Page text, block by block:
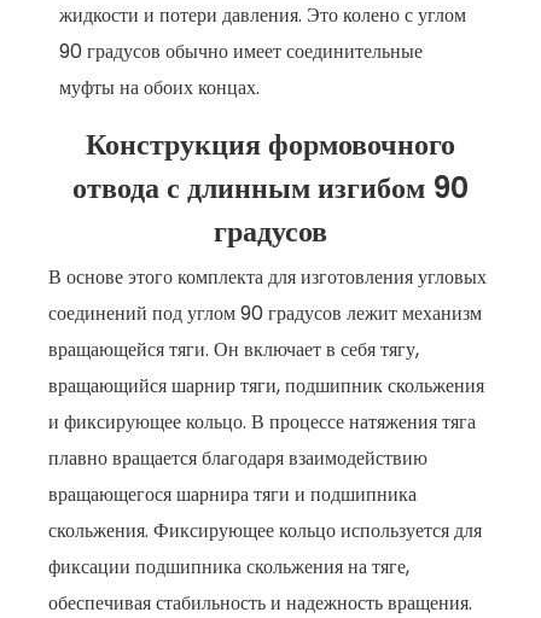
жидкости и потери давления. Это колено с углом
90 градусов обычно имеет соединительные
муфты на обоих концах.
Конструкция формовочного
отвода с длинным изгибом 90
градусов
В основе этого комплекта для изготовления угловых
соединений под углом 90 градусов лежит механизм
вращающейся тяги. Он включает в себя тягу,
вращающийся шарнир тяги, подшипник скольжения
и фиксирующее кольцо. В процессе натяжения тяга
плавно вращается благодаря взаимодействию
вращающегося шарнира тяги и подшипника
скольжения. Фиксирующее кольцо используется для
фиксации подшипника скольжения на тяге,
обеспечивая стабильность и надежность вращения.